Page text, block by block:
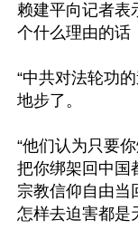
赖建平向记者表
个什么理由的话
“中共对法轮功
地步了。
“他们认为只要
把你绑架回中国
宗教信仰自由当
怎样去迫害都是